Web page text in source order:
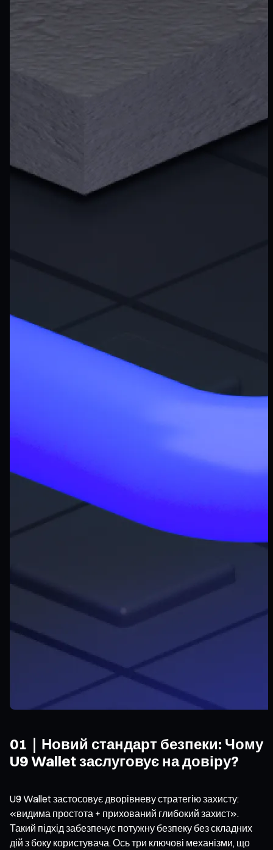
01｜Новий стандарт безпеки: Чому
U9 Wallet заслуговує на довіру?
U9 Wallet застосовує дворівневу стратегію захисту:
«видима простота + прихований глибокий захист».
Такий підхід забезпечує потужну безпеку без складних
дій з боку користувача. Ось три ключові механізми, що